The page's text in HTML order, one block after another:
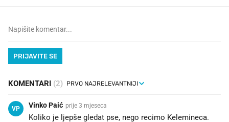
PRIJAVITE SE
KOMENTARI (2)
VP Vinko Paić prije 3 mjeseca
Koliko je ljepše gledat pse, nego recimo Kelemineca.